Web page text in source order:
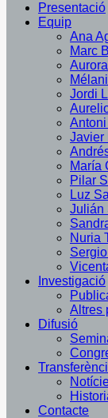
Presentació
Equip
Ana
Marc
Jordi
Javier
María
Pilar
Luz
Julián
Nuria
Investigació
Altres
Difusió
Contacte